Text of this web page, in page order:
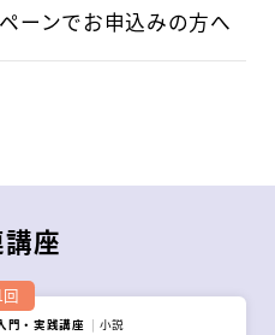
ーンでお申込みの方へ
座
門・実践講座 小説